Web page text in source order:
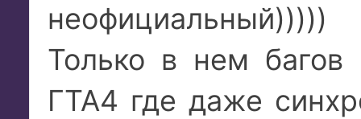
неофициальный)))))
Только в нем багов
ГТА4 где даже